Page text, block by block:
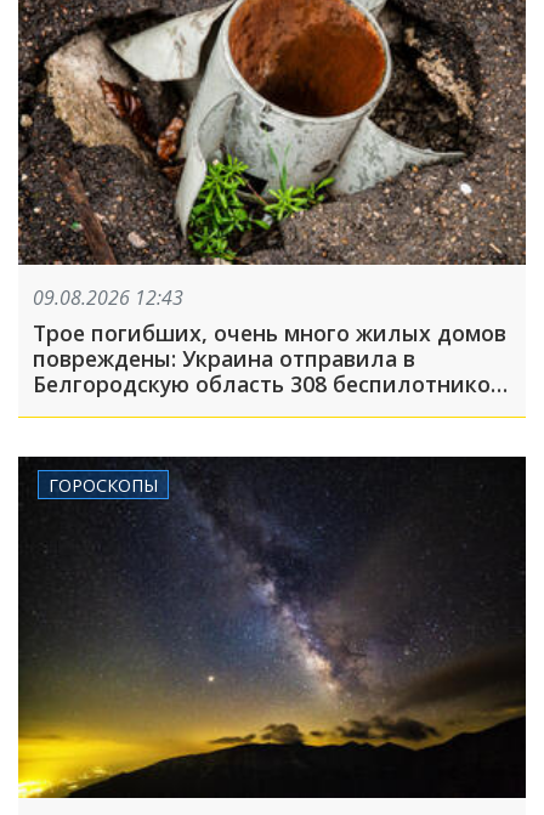
09.08.2026 12:43
Трое погибших, очень много жилых домов
повреждены: Украина отправила в
Белгородскую область 308 беспилотников,
ГОРОСКОПЫ